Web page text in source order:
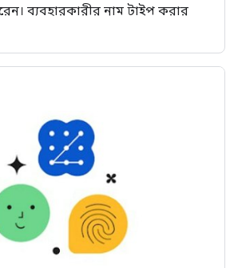
ব্যবহারকারীর নাম টাইপ করার